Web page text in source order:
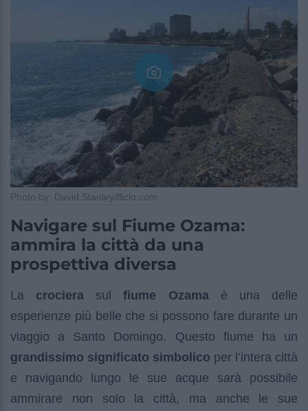
Photo by: David Stanley/flickr.com
Navigare sul Fiume Ozama:
ammira la città da una
prospettiva diversa
La crociera sulfiume Ozamaè una delle
esperienze più belle che si possono fare durante un
viaggio a Santo Domingo. Questo fiume ha un
grandissimo significato simbolico per l’intera città
e navigando lungo le sue acque sarà possibile
ammirare non solo la città, ma anche le sue